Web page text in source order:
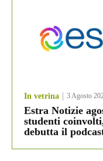
In vetrina 3 Agosto
Estra Notizie
studenti
debutta il